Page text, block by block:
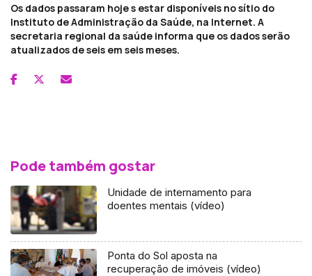
Os dados passaram hoje s estar disponíveis no sítio do
Instituto de Administração da Saúde, na Internet. A
secretaria regional da saúde informa que os dados serão
atualizados de seis em seis meses.
Pode também gostar
Unidade de internamento para
doentes mentais (vídeo)
Ponta do Sol aposta na
recuperação de imóveis (vídeo)